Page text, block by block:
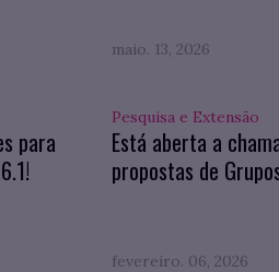
maio. 13, 2026
para
Pesquisa e Extensão
Está aberta a
propostas de
fevereiro. 06, 2026